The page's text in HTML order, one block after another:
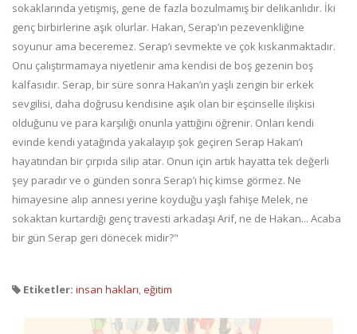
sokaklarında yetişmiş, gene de fazla bozulmamış bir delikanlıdır. İki
genç birbirlerine aşık olurlar. Hakan, Serap’ın pezevenkliğine
soyunur ama beceremez. Serap’ı sevmekte ve çok kıskanmaktadır.
Onu çalıştırmamaya niyetlenir ama kendisi de boş gezenin boş
kalfasıdır. Serap, bir süre sonra Hakan’ın yaşlı zengin bir erkek
sevgilisi, daha doğrusu kendisine aşık olan bir eşcinselle ilişkisi
olduğunu ve para karşılığı onunla yattığını öğrenir. Onları kendi
evinde kendi yatağında yakalayıp şok geçiren Serap Hakan’ı
hayatından bir çırpıda silip atar. Onun için artık hayatta tek değerli
şey paradır ve o günden sonra Serap’ı hiç kimse görmez. Ne
himayesine alıp annesi yerine koyduğu yaşlı fahişe Melek, ne
sokaktan kurtardığı genç travesti arkadaşı Arif, ne de Hakan... Acaba
bir gün Serap geri dönecek midir?"
Etiketler: insan hakları,eğitim